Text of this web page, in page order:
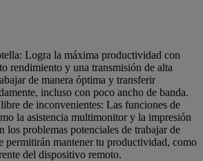
Logra la máxima productividad con
rendimiento y una transmisión de alta
de manera óptima y transferir
incluso con poco ancho de banda.
de inconvenientes: Las funciones de
la asistencia multimonitor y la impresión
los problemas potenciales de trabajar de
permitirán mantener tu productividad, como
del dispositivo remoto.